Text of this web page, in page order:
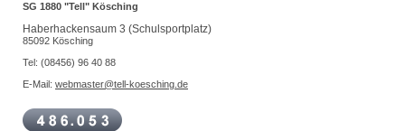
SG 1880 "Tell" Kösching
Haberhackensaum 3 (Schulsportplatz)
85092 Kösching
Tel: (08456) 96 40 88
E-Mail: webmaster@tell-koesching.de